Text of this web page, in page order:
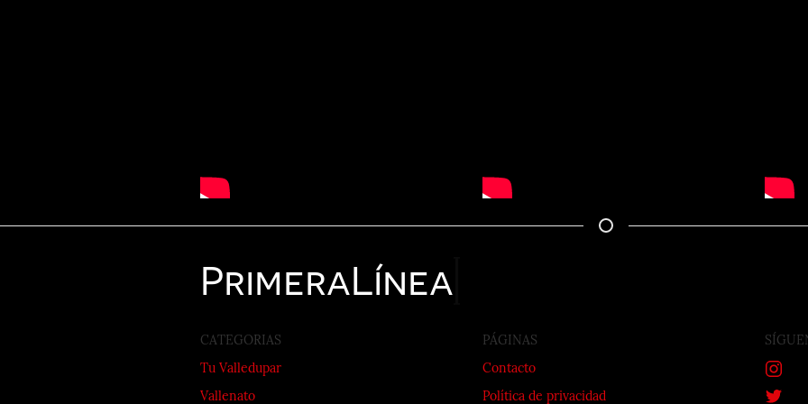
PrimeraLínea
CATEGORIAS
Tu Valledupar
Vallenato
PÁGINAS
Contacto
Política de privacidad